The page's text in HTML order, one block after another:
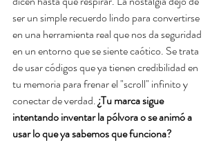
ser un simple recuerdo lindo para convertirse
en una herramienta real que nos da seguridad
en un entorno que se siente caótico. Se trata
de usar códigos que ya tienen credibilidad en
tu memoria para frenar el "scroll" infinito y
conectar de verdad. ¿Tu marca sigue
intentando inventar la pólvora o se animó a
usar lo que ya sabemos que funciona?